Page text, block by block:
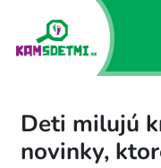
Deti milujú
novinky,